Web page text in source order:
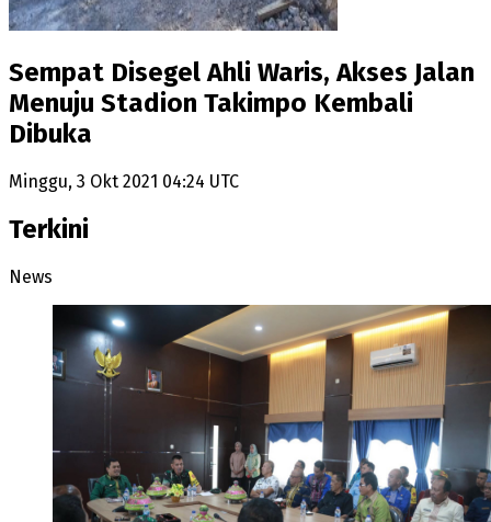
Sempat Disegel Ahli Waris, Akses Jalan
Menuju Stadion Takimpo Kembali
Dibuka
Minggu, 3 Okt 2021 04:24 UTC
Terkini
News